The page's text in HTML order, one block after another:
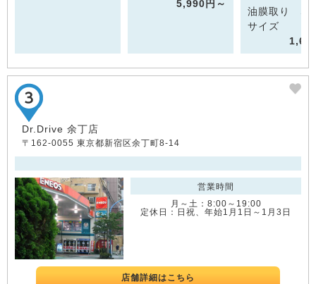
5,990円～
油膜取り
サイズ
Dr.Drive 余丁店
〒162-0055 東京都新宿区余丁町8-14
営業時間
月～土：8:00～19:00
定休日：日祝、年始1月1日～1月3日
店舗詳細はこちら